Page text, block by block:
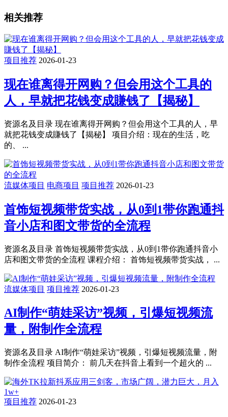
相关推荐
项目推荐 2026-01-23
现在谁离得开网购？但会用这个工具的
人，早就把花钱变成賺钱了【揭秘】
资源名及目录 现在谁离得开网购？但会用这个工具的人，早
就把花钱变成賺钱了【揭秘】 项目介绍：现在的生活，吃
的、 ...
流媒体项目 电商项目 项目推荐 2026-01-23
首饰短视频带货实战，从0到1带你跑通抖
音小店和图文带货的全流程
资源名及目录 首饰短视频带货实战，从0到1带你跑通抖音小
店和图文带货的全流程 课程介绍： 首饰短视频带货实战， ...
流媒体项目 项目推荐 2026-01-23
AI制作“萌娃采访”视频，引爆短视频流
量，附制作全流程
资源名及目录 AI制作“萌娃采访”视频，引爆短视频流量，附
制作全流程 项目简介： 前几天在抖音上看到一个超火的 ...
项目推荐 2026-01-23